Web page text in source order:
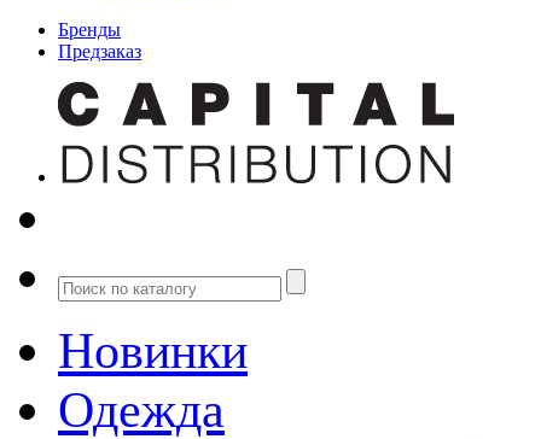
Бренды
Предзаказ
Новинки
Одежда